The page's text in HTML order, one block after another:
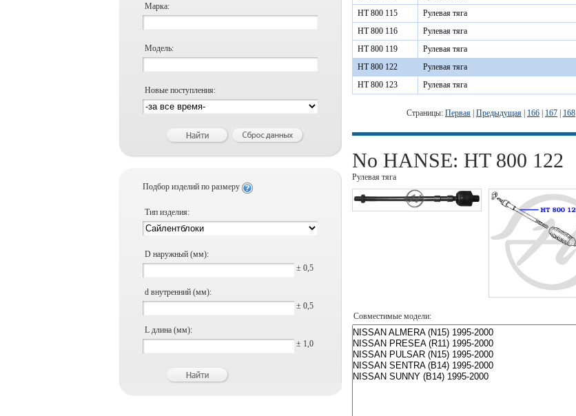
Марка:
Модель:
Новые поступления:
Подбор изделий по размеру
Тип изделия:
D наружный (мм):
± 0,5
d внутренний (мм):
± 0,5
L длина (мм):
± 1,0
HT 800 115
Рулевая тяга
HT 800 116
Рулевая тяга
HT 800 119
Рулевая тяга
HT 800 122
Рулевая тяга
HT 800 123
Рулевая тяга
Страницы: Первая Предыдущая 166 167 168
No HANSE: HT 800 122
Рулевая тяга
Совместимые модели: